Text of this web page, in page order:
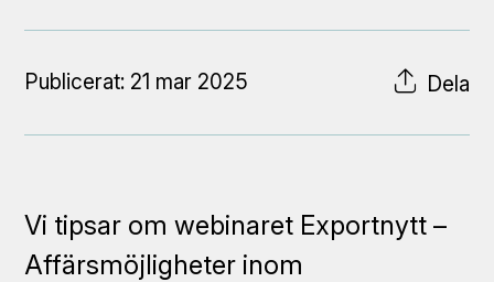
Publicerat: 21 mar 2025 Dela
Vi tipsar om webinaret Exportnytt –
Affärsmöjligheter inom